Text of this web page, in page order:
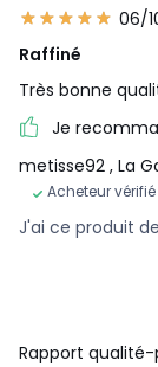
06/
Raffiné
Très bonne
Je
metisse92 , La
Acheteur vérifié
J'ai ce produit
Rapport qualité-